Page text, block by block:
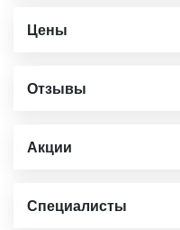
Цены
Отзывы
Акции
Специалисты